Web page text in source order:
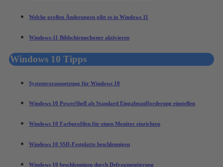
Welche großen Änderungen gibt es in Windows 11
Windows-11 Bildschirmschoner aktivieren
Windows 10 Tipps
Systemvoraussetzung für Windows 10
Windows 10 PowerShell als Standard Eingabeaufforderung einstellen
Windows 10 Farbprofilen für einen Monitor einrichten
Windows 10 SSD-Festplatte beschleunigen
Windows 10 beschleunigen durch Defragmentierung